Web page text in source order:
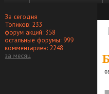
За сегодня
Топиков: 233
форум акций: 358
остальные форумы: 999
комментариев: 2248
за месяц